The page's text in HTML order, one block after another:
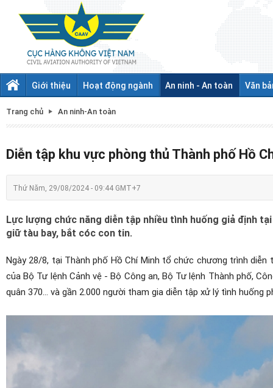
Giới thiệu Hoạt động ngành An ninh - An toàn Văn
Trang chủ An ninh-An toàn
Diễn tập khu vực phòng thủ Thành phố Hồ
Thứ Năm, 29/08/2024 - 09:44 GMT+7
Lực lượng chức năng diễn tập nhiều tình huống giả định
giữ tàu bay, bắt cóc con tin.
Ngày 28/8, tại Thành phố Hồ Chí Minh tổ chức chương trình
của Bộ Tư lệnh Cảnh vệ - Bộ Công an, Bộ Tư lệnh Thành phố,
quân 370... và gần 2.000 người tham gia diễn tập xử lý tình huống